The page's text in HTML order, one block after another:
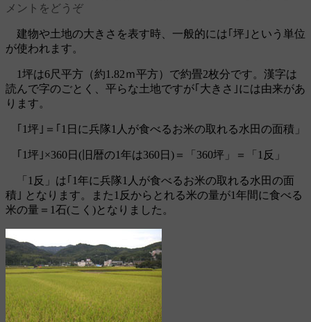
メントをどうぞ
建物や土地の大きさを表す時、一般的には｢坪｣という単位
が使われます。
1坪は6尺平方（約1.82ｍ平方）で約畳2枚分です。漢字は
読んで字のごとく、平らな土地ですが｢大きさ｣には由来があ
ります。
｢1坪｣＝｢1日に兵隊1人が食べるお米の取れる水田の面積」
｢1坪｣×360日(旧暦の1年は360日)＝「360坪」＝「1反」
「1反」は｢1年に兵隊1人が食べるお米の取れる水田の面
積｣ となります。また1反からとれる米の量が1年間に食べる
米の量＝1石(こく)となりました。